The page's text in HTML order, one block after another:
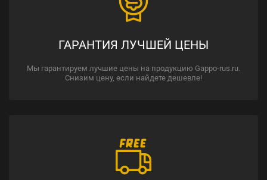
ГАРАНТИЯ ЛУЧШЕЙ ЦЕНЫ
Мы гарантируем лучшие цены на продукцию Gappo-rus.ru.
Снизим цену, если найдете дешевле!